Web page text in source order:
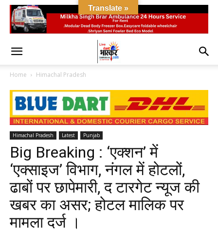
Home Himachal Pradesh
Himachal Pradesh Latest Punjab
Big Breaking : ‘एक्शन’ में
‘एक्साइज’ विभाग, नंगल में होटलों,
ढाबों पर छापेमारी, द टारगेट न्यूज की
खबर का असर; होटल मालिक पर
मामला दर्ज ।
Translate »